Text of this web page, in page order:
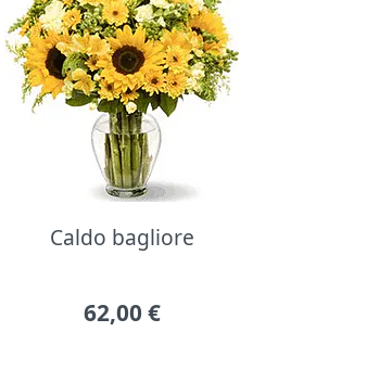
Caldo bagliore
62,00 €